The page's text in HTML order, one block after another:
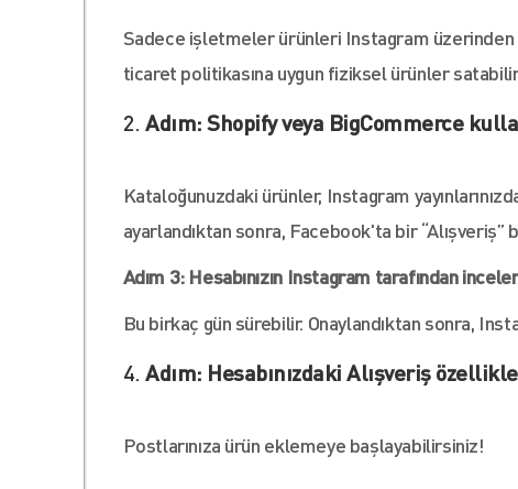
Sadece işletmeler ürünleri Instagram üzerinden
ticaret politikasına uygun fiziksel ürünler
Adım: Shopify veya BigCommerce
Kataloğunuzdaki ürünler, Instagram
ayarlandıktan sonra, Facebook'ta bir
Adım 3: Hesabınızın Instagram tarafından
Bu birkaç gün sürebilir. Onaylandıktan sonra,
Adım: Hesabınızdaki Alışveriş
Postlarınıza ürün eklemeye başlayabilirsiniz!